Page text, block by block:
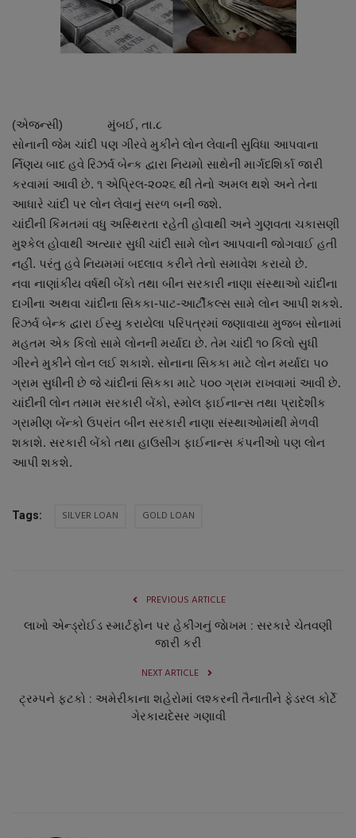
About Author
આંતરરાષ્ટ્રીય
રાષ્ટ્રીય
ગુજરાત
જુનાગઢ
Support US
બજારના સમાચાર
નાણાંકીય સમાચાર
સ્થાનિક સમાચાર
સ્પોર્ટ્સ
સ્વાસ્થ્ય
(એજન્સી) મુંબઈ, તા.૮
સોનાની જેમ ચાંદી પણ ગીરવે મુકીને લોન લેવાની સુવિધા આપવાના
ર્નિણય બાદ હવે રિઝર્વ બેન્ક દ્વારા નિયમો સાથેની માર્ગદશિર્કા જારી
કરવામાં આવી છે. ૧ એપ્રિલ-૨૦૨૬ થી તેનો અમલ થશે અને તેના
આધારે ચાંદી પર લોન લેવાનું સરળ બની જશે.
ચાંદીની કિંમતમાં વધુ અસ્થિરતા રહેતી હોવાથી અને ગુણવતા ચકાસણી
મુશ્કેલ હોવાથી અત્યાર સુધી ચાંદી સામે લોન આપવાની જોગવાઈ હતી
નહીં. પરંતુ હવે નિયમમાં બદલાવ કરીને તેનો સમાવેશ કરાયો છે.
નવા નાણાંકીય વર્ષથી બેંકો તથા બીન સરકારી નાણા સંસ્થાઓ ચાંદીના
દાગીના અથવા ચાંદીના સિકકા-પાટ-આર્ટીકલ્સ સામે લોન આપી શકશે.
રિઝર્વ બેન્ક દ્વારા ઈસ્યુ કરાયેલા પરિપત્રમાં જણાવાયા મુજબ સોનામાં
મહતમ એક કિલો સામે લોનની મર્યાદા છે. તેમ ચાંદી ૧૦ કિલો સુધી
ગીરને મુકીને લોન લઈ શકાશે. સોનાના સિકકા માટે લોન મર્યાદા ૫૦
ગ્રામ સુધીની છે જે ચાંદીનાં સિકકા માટે ૫૦૦ ગ્રામ રાખવામાં આવી છે.
ચાંદીની લોન તમામ સરકારી બેંકો, સ્મોલ ફાઈનાન્સ તથા પ્રાદેશીક
ગ્રામીણ બેંન્કો ઉપરાંત બીન સરકારી નાણા સંસ્થાઓમાંથી મેળવી
શકાશે. સરકારી બેંકો તથા હાઉસીંગ ફાઈનાન્સ કંપનીઓ પણ લોન
આપી શકશે.
Tags: SILVER LOAN GOLD LOAN
PREVIOUS ARTICLE
લાખો એન્ડ્રોઈડ સ્માર્ટફોન પર હેકીંગનું જાેખમ : સરકારે ચેતવણી
જારી કરી
NEXT ARTICLE
ટ્રમ્પને ફટકો : અમેરીકાના શહેરોમાં લશ્કરની તૈનાતીને ફેડરલ કોર્ટે
ગેરકાયદેસર ગણાવી